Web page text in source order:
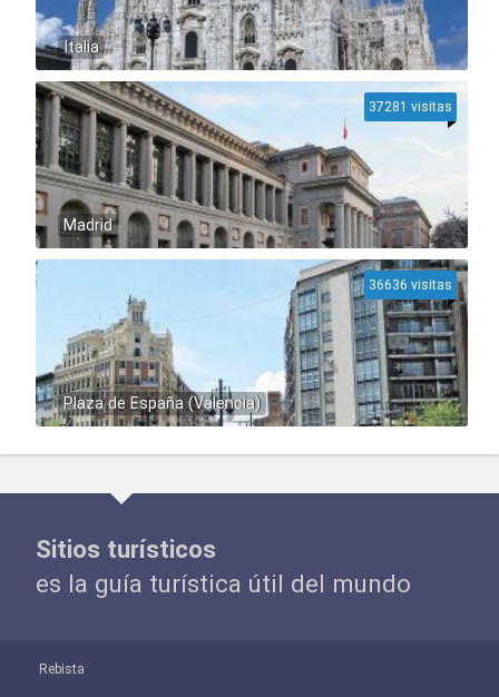
Italia
Madrid
37281 visitas
Plaza de España (Valencia)
36636 visitas
Sitios turísticos
es la guía turística útil del mundo
Rebista